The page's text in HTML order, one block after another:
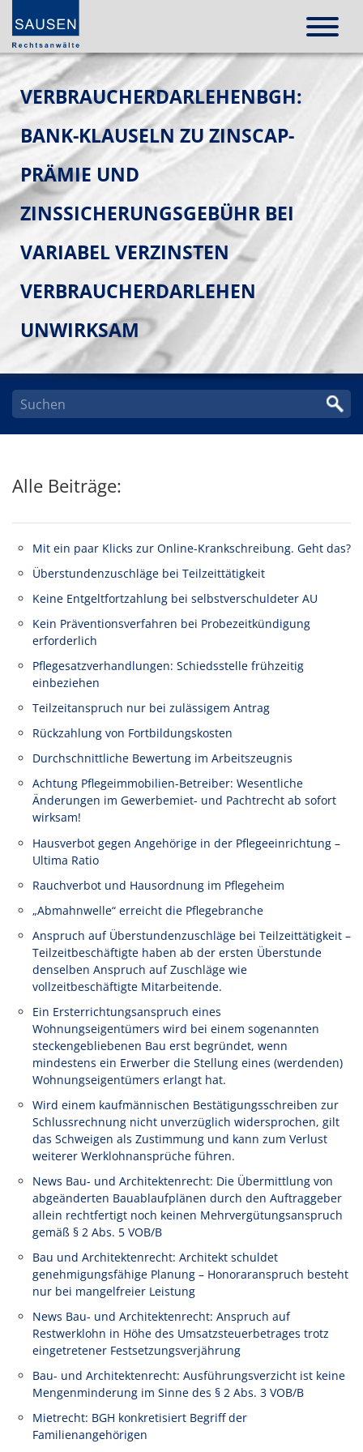
VERBRAUCHERDARLEHENBGH:
BANK-KLAUSELN ZU ZINSCAP-
PRÄMIE UND
ZINSSICHERUNGSGEBÜHR BEI
VARIABEL VERZINSTEN
VERBRAUCHERDARLEHEN
UNWIRKSAM
Alle Beiträge:
Mit ein paar Klicks zur Online-Krankschreibung. Geht das?
Überstundenzuschläge bei Teilzeittätigkeit
Keine Entgeltfortzahlung bei selbstverschuldeter AU
Kein Präventionsverfahren bei Probezeitkündigung
erforderlich
Pflegesatzverhandlungen: Schiedsstelle frühzeitig
einbeziehen
Teilzeitanspruch nur bei zulässigem Antrag
Rückzahlung von Fortbildungskosten
Durchschnittliche Bewertung im Arbeitszeugnis
Achtung Pflegeimmobilien-Betreiber: Wesentliche
Änderungen im Gewerbemiet- und Pachtrecht ab sofort
wirksam!
Hausverbot gegen Angehörige in der Pflegeeinrichtung –
Ultima Ratio
Rauchverbot und Hausordnung im Pflegeheim
„Abmahnwelle“ erreicht die Pflegebranche
Anspruch auf Überstundenzuschläge bei Teilzeittätigkeit –
Teilzeitbeschäftigte haben ab der ersten Überstunde
denselben Anspruch auf Zuschläge wie
vollzeitbeschäftigte Mitarbeitende.
Ein Ersterrichtungsanspruch eines
Wohnungseigentümers wird bei einem sogenannten
steckengebliebenen Bau erst begründet, wenn
mindestens ein Erwerber die Stellung eines (werdenden)
Wohnungseigentümers erlangt hat.
Wird einem kaufmännischen Bestätigungsschreiben zur
Schlussrechnung nicht unverzüglich widersprochen, gilt
das Schweigen als Zustimmung und kann zum Verlust
weiterer Werklohnansprüche führen.
News Bau- und Architektenrecht: Die Übermittlung von
abgeänderten Bauablaufplänen durch den Auftraggeber
allein rechtfertigt noch keinen Mehrvergütungsanspruch
gemäß § 2 Abs. 5 VOB/B
Bau und Architektenrecht: Architekt schuldet
genehmigungsfähige Planung – Honoraranspruch besteht
nur bei mangelfreier Leistung
News Bau- und Architektenrecht: Anspruch auf
Restwerklohn in Höhe des Umsatzsteuerbetrages trotz
eingetretener Festsetzungsverjährung
Bau- und Architektenrecht: Ausführungsverzicht ist keine
Mengenminderung im Sinne des § 2 Abs. 3 VOB/B
Mietrecht: BGH konkretisiert Begriff der
Familienangehörigen